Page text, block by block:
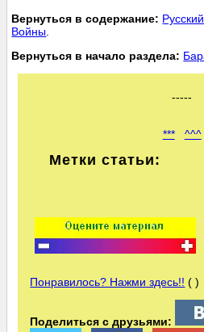
Вернуться в содержание:
Войны.
Вернуться в начало раздела:
-----
*** ^^^
Метки статьи:
Понравилось? Нажми здесь!! ( )
Поделиться с друзьями: